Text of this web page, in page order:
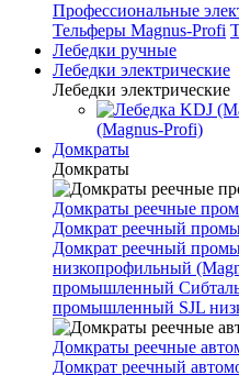
Профессиональные
Тельферы Magnus-Profi
Лебедки ручные
Лебедки электрические
Лебедки электрические
(Magnus-Profi)
Домкраты
Домкраты
Домкраты реечные
Домкрат реечный
Домкрат реечный
низкопрофильный
промышленный
промышленный SJL
Домкраты реечные
Домкрат реечный